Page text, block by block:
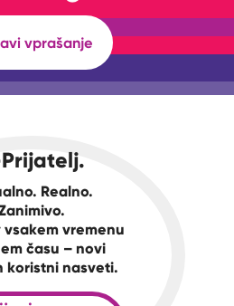
vprašanje
Realno.
vsakem vremenu
času – novi
koristni nasveti.